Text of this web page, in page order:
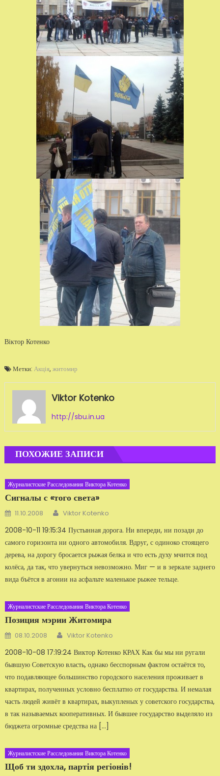
Віктор Котенко
Метки: Акція, житомир
Viktor Kotenko
http://sbu.in.ua
ПОХОЖИЕ ЗАПИСИ
Журналистские Расследования Виктора Котенко
Сигналы с «того света»
Добавлено
11.10.2008 Автор
Viktor Kotenko
2008-10-11 19:15:34 Пустынная дорога. Ни впереди, ни позади до
самого горизонта ни одного автомобиля. Вдруг, с одиноко стоящего
дерева, на дорогу бросается рыжая белка и что есть духу мчится под
колёса, да так, что увернуться невозможно. Миг — и в зеркале заднего
вида бъётся в агонии на асфальте маленькое рыжее тельце.
Журналистские Расследования Виктора Котенко
Позиция мэрии Житомира
Добавлено
08.10.2008 Автор
Viktor Kotenko
2008-10-08 17:19:24 Виктор Котенко КРАХ Как бы мы ни ругали
бывшую Советс­кую власть, однако бесспорным фак­том остаётся то,
что подавляющее большинство городского населения проживает в
квартирах, полученных условно бесплатно от государства. И немалая
часть людей живёт в квартирах, вы­купленых у советского государства,
в так называемых кооперативных. И бывшее го­сударство выделяло из
бюджета ог­ромные средства на […]
Журналистские Расследования Виктора Котенко
Щоб ти здохла, партія регіонів!